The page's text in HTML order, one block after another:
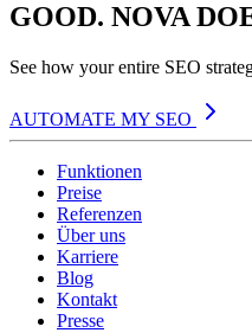
GOOD. NOVA
See how your entire SEO
AUTOMATE MY SEO
Funktionen
Preise
Referenzen
Über uns
Karriere
Blog
Kontakt
Presse